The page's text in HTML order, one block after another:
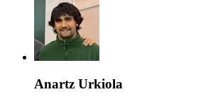
Anartz Urkiola